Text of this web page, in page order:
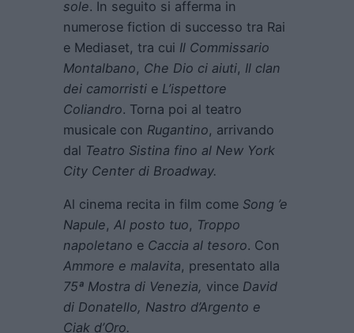
sole. In seguito si afferma in
numerose fiction di successo tra Rai
e Mediaset, tra cui Il Commissario
Montalbano, Che Dio ci aiuti, Il clan
dei camorristi e L’ispettore
Coliandro. Torna poi al teatro
musicale con Rugantino, arrivando
dal Teatro Sistina fino al New York
City Center di Broadway.
Al cinema recita in film come Song ’e
Napule, Al posto tuo, Troppo
napoletano e Caccia al tesoro. Con
Ammore e malavita, presentato alla
75ª Mostra di Venezia, vince David
di Donatello, Nastro d’Argento e
Ciak d’Oro.